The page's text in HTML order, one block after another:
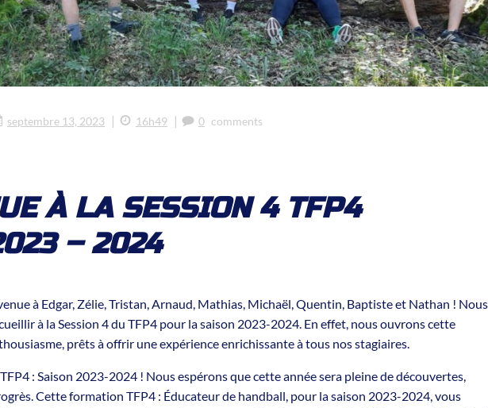
septembre 13, 2023 | 16h49 | 0 comments
À LA SESSION 4 TFP4
– 2024
à Edgar, Zélie, Tristan, Arnaud, Mathias, Michaël, Quentin, Baptiste et Nathan ! Nous
à la Session 4 du TFP4 pour la saison 2023-2024. En effet, nous ouvrons cette
prêts à offrir une expérience enrichissante à tous nos stagiaires.
: Saison 2023-2024 ! Nous espérons que cette année sera pleine de découvertes,
Cette formation TFP4 : Éducateur de handball, pour la saison 2023-2024, vous